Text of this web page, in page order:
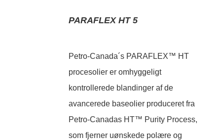
PARAFLEX HT 5
Petro-Canada´s PARAFLEX™ HT
procesolier er omhyggeligt
kontrollerede blandinger af de
avancerede baseolier produceret fra
Petro-Canadas HT™ Purity Process,
som fjerner uønskede polære og